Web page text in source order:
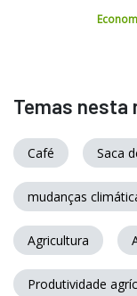
Temas nesta
Café Saca
mudanças
Agricultura
Produtividade